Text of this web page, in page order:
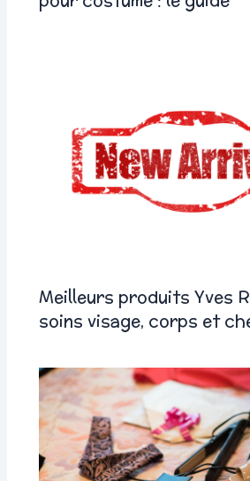
Meilleurs produits Yves
soins visage, corps et